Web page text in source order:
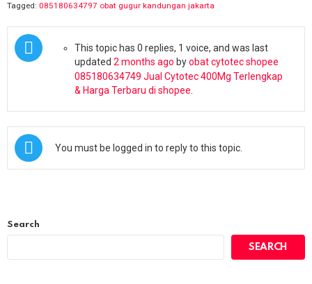
Tagged: 085180634797 obat gugur kandungan jakarta
This topic has 0 replies, 1 voice, and was last
updated 2 months ago byobat cytotec shopee
085180634749 Jual Cytotec 400Mg Terlengkap
& Harga Terbaru di shopee.
You must be logged in to reply to this topic.
Search
SEARCH